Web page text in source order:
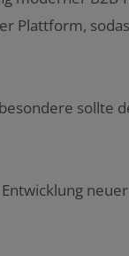
Plattform,
sollte
Entwicklung